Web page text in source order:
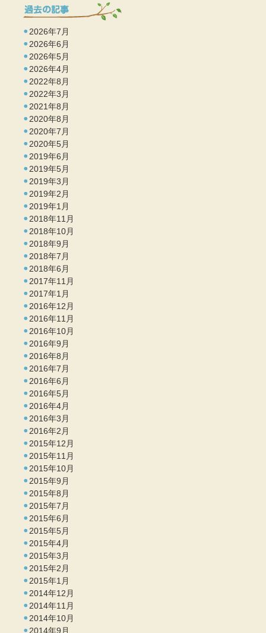
2026年7月
2026年6月
2026年5月
2026年4月
2022年8月
2022年3月
2021年8月
2020年8月
2020年7月
2020年5月
2019年6月
2019年5月
2019年3月
2019年2月
2019年1月
2018年11月
2018年10月
2018年9月
2018年7月
2018年6月
2017年11月
2017年1月
2016年12月
2016年11月
2016年10月
2016年9月
2016年8月
2016年7月
2016年6月
2016年5月
2016年4月
2016年3月
2016年2月
2015年12月
2015年11月
2015年10月
2015年9月
2015年8月
2015年7月
2015年6月
2015年5月
2015年4月
2015年3月
2015年2月
2015年1月
2014年12月
2014年11月
2014年10月
2014年9月